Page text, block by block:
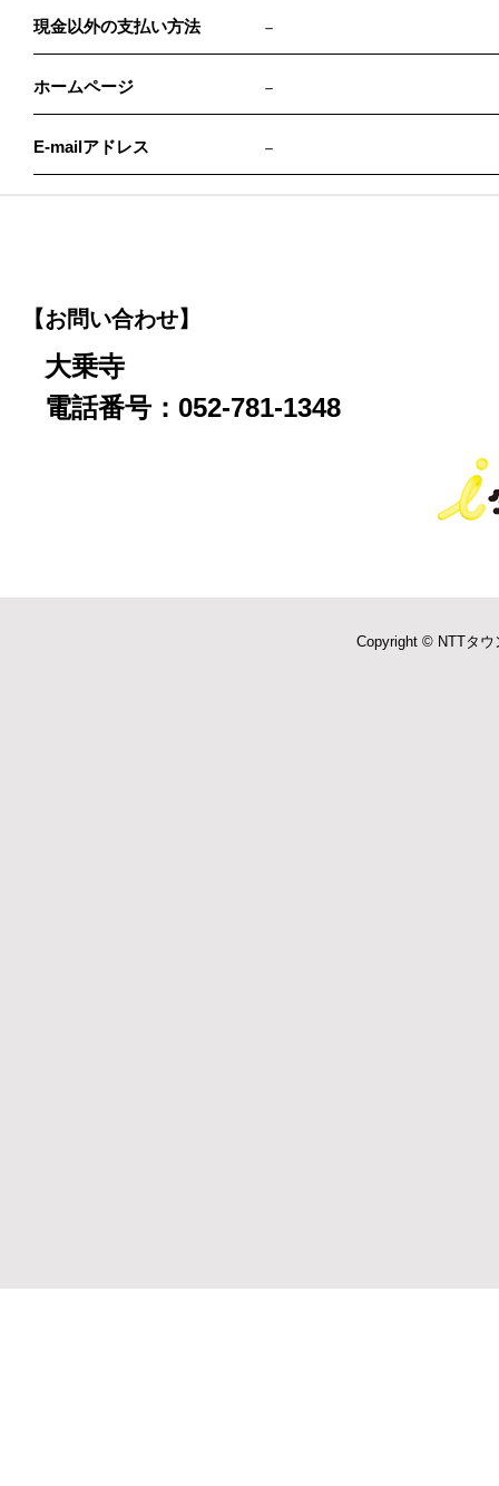
現金以外の支払い方法 －
ホームページ －
E-mailアドレス －
【お問い合わせ】
大乗寺
電話番号：052-781-1348
Copyright © NTTタウ